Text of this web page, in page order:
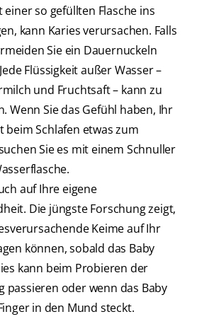
einer so gefüllten Flasche ins
kann Karies verursachen. Falls
Sie ein Dauernuckeln
Flüssigkeit außer Wasser –
und Fruchtsaft – kann zu
Wenn Sie das Gefühl haben, Ihr
beim Schlafen etwas zum
Sie es mit einem Schnuller
auf Ihre eigene
Die jüngste Forschung zeigt,
Keime auf Ihr
können, sobald das Baby
kann beim Probieren der
passieren oder wenn das Baby
in den Mund steckt.